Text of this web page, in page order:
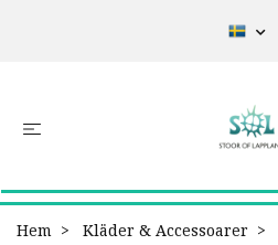
Hem Kläder & Accessoarer